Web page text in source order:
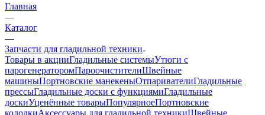
Главная
—
Каталог
—
Запчасти для гладильной техники
Товары в акцииГладильные системыУтюги с
парогенераторомПароочистителиШвейные
машиныПортновские манекеныОтпаривателиГладильные
прессыГладильные доски с функциямиГладильные
доскиУценённые товарыПопулярноеПортновские
колодкиАксессуары для гладильной техникиШвейные